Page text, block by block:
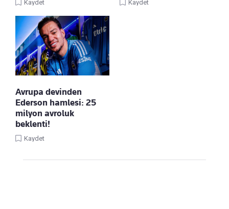
Kaydet Kaydet
Avrupa devinden
Ederson hamlesi: 25
milyon avroluk
beklenti!
Kaydet